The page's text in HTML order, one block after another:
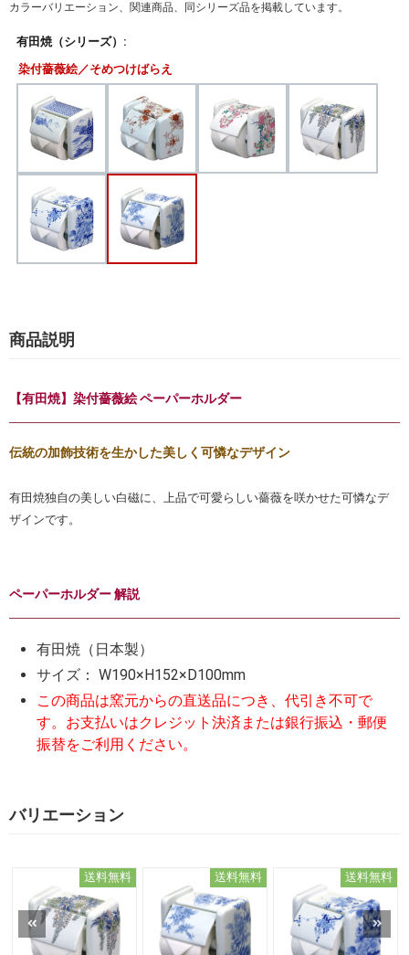
カラーバリエーション、関連商品、同シリーズ品を掲載しています。
有田焼（シリーズ）:
染付薔薇絵／そめつけばらえ
商品説明
【有田焼】染付薔薇絵 ペーパーホルダー
伝統の加飾技術を生かした美しく可憐なデザイン
有田焼独自の美しい白磁に、上品で可愛らしい薔薇を咲かせた可憐なデ
ザインです。
ペーパーホルダー 解説
有田焼（日本製）
サイズ： W190×H152×D100mm
この商品は窯元からの直送品につき、代引き不可で
す。お支払いはクレジット決済または銀行振込・郵便
振替をご利用ください。
バリエーション
送料無料 送料無料 送料無料